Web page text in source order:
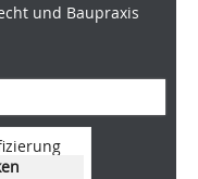
und Baupraxis